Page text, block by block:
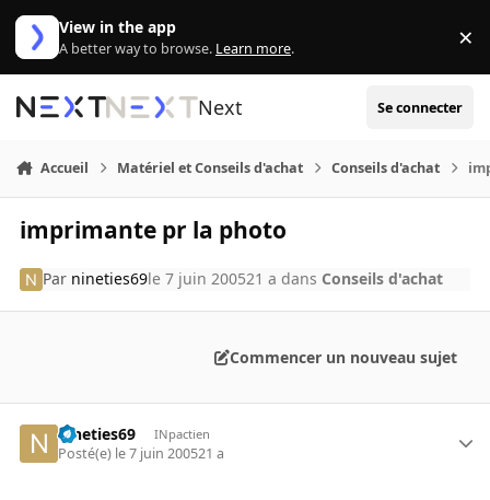
Aller au contenu
View in the app
A better way to browse. Learn more. ×
Next Se connecter
Accueil Matériel et Conseils d'achat Conseils d'achat
imprimante pr la photo
Par nineties69le 7 juin 200521 a dans Conseils d'achat
Commencer un nouveau sujet
nineties69 INpactien
Posté(e) le 7 juin 200521 a